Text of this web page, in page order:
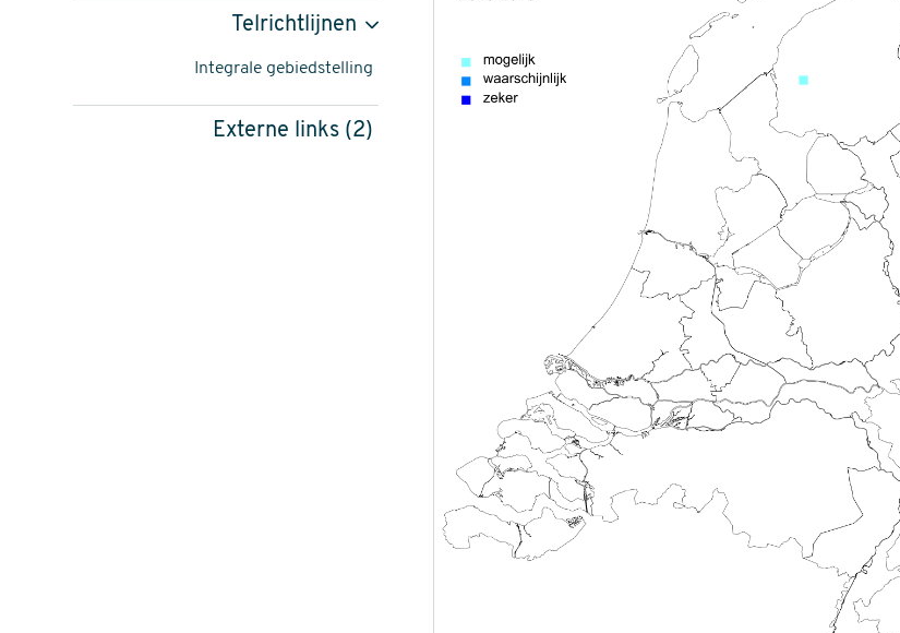
Telrichtlijnen
Integrale gebiedstelling
Externe links (2)